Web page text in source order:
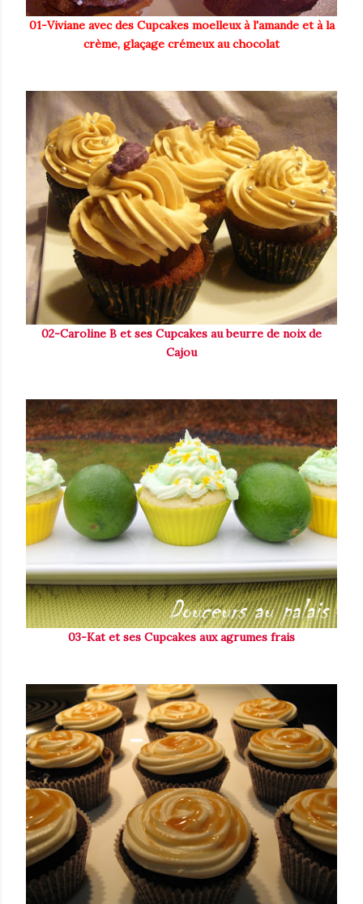
01-Viviane avec des Cupcakes moelleux à l'amande et à la
crème, glaçage crémeux au chocolat
02-Caroline B et ses Cupcakes au beurre de noix de
Cajou
03-Kat et ses Cupcakes aux agrumes frais